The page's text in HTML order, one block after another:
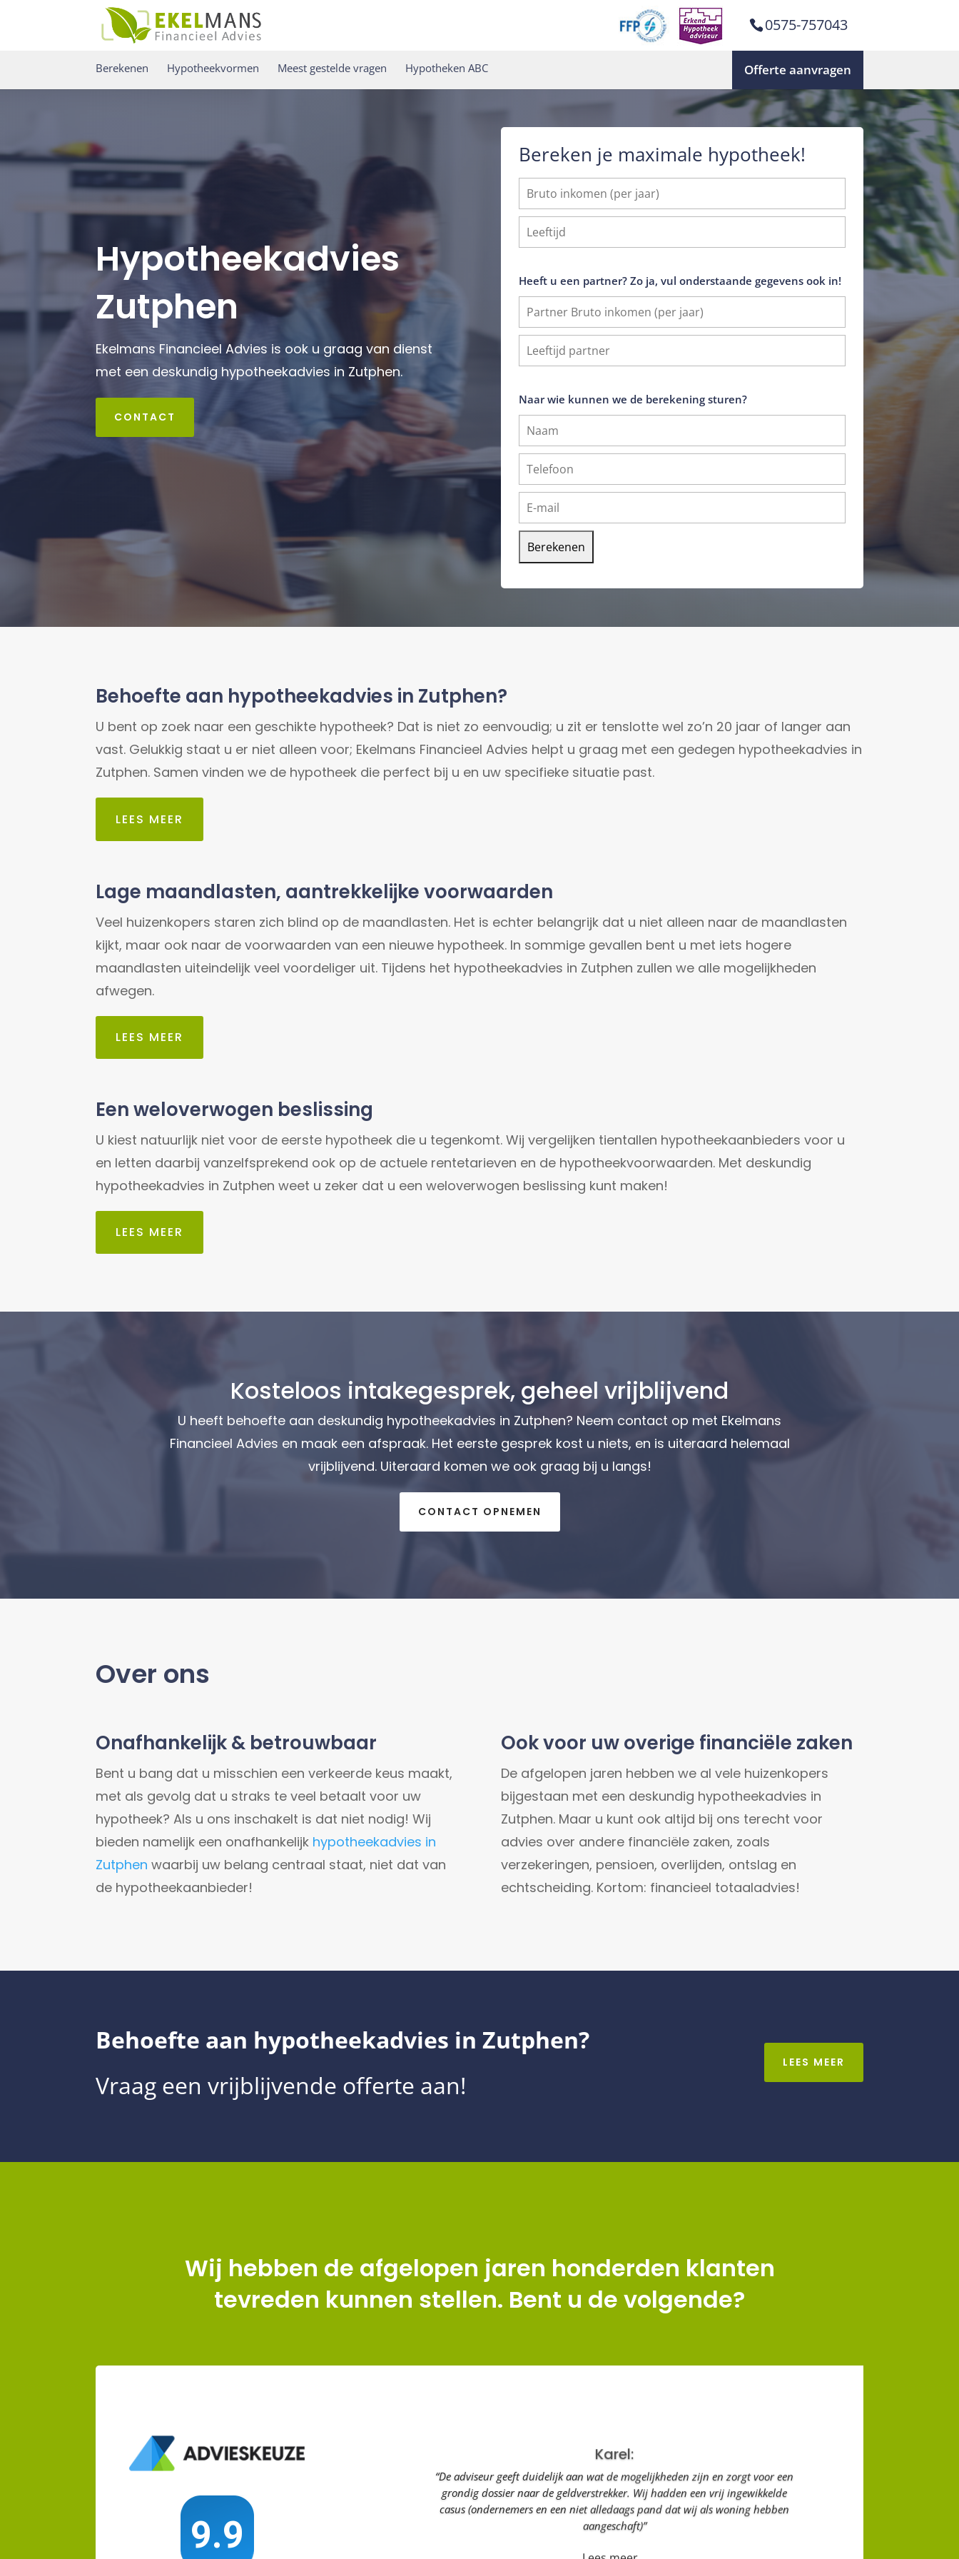
0575-757043
Berekenen Hypotheekvormen Meest gestelde vragen Hypotheken ABC Offerte aanvragen
Hypotheekadvies
Zutphen
Ekelmans Financieel Advies is ook u graag van dienst
met een deskundig hypotheekadvies in Zutphen.
CONTACT
Bereken je maximale hypotheek!
Heeft u een partner? Zo ja, vul onderstaande gegevens ook in!
Naar wie kunnen we de berekening sturen?
Behoefte aan hypotheekadvies in Zutphen?
U bent op zoek naar een geschikte hypotheek? Dat is niet zo eenvoudig; u zit er tenslotte wel zo’n 20 jaar of langer aan
vast. Gelukkig staat u er niet alleen voor; Ekelmans Financieel Advies helpt u graag met een gedegen hypotheekadvies in
Zutphen. Samen vinden we de hypotheek die perfect bij u en uw specifieke situatie past.
LEES MEER
Lage maandlasten, aantrekkelijke voorwaarden
Veel huizenkopers staren zich blind op de maandlasten. Het is echter belangrijk dat u niet alleen naar de maandlasten
kijkt, maar ook naar de voorwaarden van een nieuwe hypotheek. In sommige gevallen bent u met iets hogere
maandlasten uiteindelijk veel voordeliger uit. Tijdens het hypotheekadvies in Zutphen zullen we alle mogelijkheden
afwegen.
LEES MEER
Een weloverwogen beslissing
U kiest natuurlijk niet voor de eerste hypotheek die u tegenkomt. Wij vergelijken tientallen hypotheekaanbieders voor u
en letten daarbij vanzelfsprekend ook op de actuele rentetarieven en de hypotheekvoorwaarden. Met deskundig
hypotheekadvies in Zutphen weet u zeker dat u een weloverwogen beslissing kunt maken!
LEES MEER
Kosteloos intakegesprek, geheel vrijblijvend
U heeft behoefte aan deskundig hypotheekadvies in Zutphen? Neem contact op met Ekelmans
Financieel Advies en maak een afspraak. Het eerste gesprek kost u niets, en is uiteraard helemaal
vrijblijvend. Uiteraard komen we ook graag bij u langs!
CONTACT OPNEMEN
Over ons
Onafhankelijk & betrouwbaar
Bent u bang dat u misschien een verkeerde keus maakt,
met als gevolg dat u straks te veel betaalt voor uw
hypotheek? Als u ons inschakelt is dat niet nodig! Wij
bieden namelijk een onafhankelijk hypotheekadvies in
Zutphen waarbij uw belang centraal staat, niet dat van
de hypotheekaanbieder!
Ook voor uw overige financiële zaken
De afgelopen jaren hebben we al vele huizenkopers
bijgestaan met een deskundig hypotheekadvies in
Zutphen. Maar u kunt ook altijd bij ons terecht voor
advies over andere financiële zaken, zoals
verzekeringen, pensioen, overlijden, ontslag en
echtscheiding. Kortom: financieel totaaladvies!
Behoefte aan hypotheekadvies in Zutphen?
Vraag een vrijblijvende offerte aan!
LEES MEER
Wij hebben de afgelopen jaren honderden klanten
tevreden kunnen stellen. Bent u de volgende?
Karel:
“De adviseur geeft duidelijk aan wat de mogelijkheden zijn en zorgt voor een
grondig dossier naar de geldverstrekker. Wij hadden een vrij ingewikkelde
casus (ondernemers en een niet alledaags pand dat wij als woning hebben
aangeschaft)”
Lees meer...